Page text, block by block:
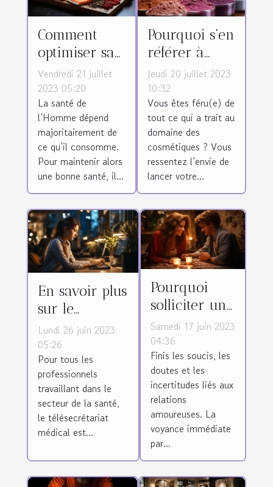
Comment
optimiser sa
santé avec
une
meilleure
alimentation
?
Vendredi 21 juillet
2023 05:20
La santé de
l’Homme dépend
majoritairement de
ce qu’il consomme.
Pour maintenir alors
une bonne santé, il...
Pourquoi s’en
référer à
ExportLine
pour la
fabrication
de produits
cosmétiques
?
Jeudi 20 juillet 2023
10:32
Vous êtes féru(e) de
tout ce qui a trait au
domaine des
cosmétiques ? Vous
ressentez l’envie de
lancer votre...
En savoir plus
sur le
télésecrétariat
et ses
avantages
Lundi 26 juin 2023
05:26
Pour tous les
professionnels
travaillant dans le
secteur de la santé,
le télésecrétariat
médical est...
Pourquoi
solliciter un
service de
voyance
immédiate
par tchat
pour ses
questions
d’amour ?
Samedi 17 juin 2023
04:36
Finis les soucis, les
doutes et les
incertitudes liés aux
relations
amoureuses. La
voyance immédiate
par...